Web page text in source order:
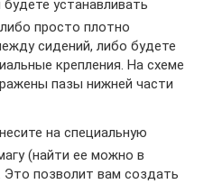
устанавливать
просто плотно
сидений, либо будете
крепления. На схеме
пазы нижней части
на специальную
(найти ее можно в
Это позволит вам создать